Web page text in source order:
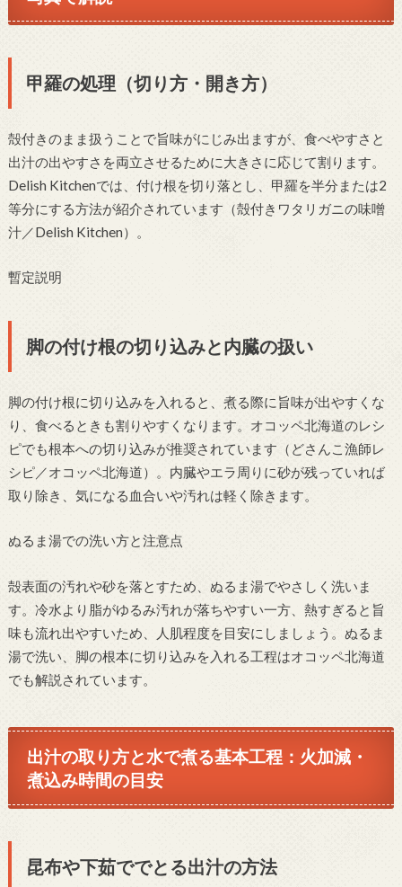
甲羅の処理（切り方・開き方）
殻付きのまま扱うことで旨味がにじみ出ますが、食べやすさと
出汁の出やすさを両立させるために大きさに応じて割ります。
Delish Kitchenでは、付け根を切り落とし、甲羅を半分または2
等分にする方法が紹介されています（殻付きワタリガニの味噌
汁／Delish Kitchen）。
暫定説明
脚の付け根の切り込みと内臓の扱い
脚の付け根に切り込みを入れると、煮る際に旨味が出やすくな
り、食べるときも割りやすくなります。オコッペ北海道のレシ
ピでも根本への切り込みが推奨されています（どさんこ漁師レ
シピ／オコッペ北海道）。内臓やエラ周りに砂が残っていれば
取り除き、気になる血合いや汚れは軽く除きます。
ぬるま湯での洗い方と注意点
殻表面の汚れや砂を落とすため、ぬるま湯でやさしく洗いま
す。冷水より脂がゆるみ汚れが落ちやすい一方、熱すぎると旨
味も流れ出やすいため、人肌程度を目安にしましょう。ぬるま
湯で洗い、脚の根本に切り込みを入れる工程はオコッペ北海道
でも解説されています。
出汁の取り方と水で煮る基本工程：火加減・
煮込み時間の目安
昆布や下茹ででとる出汁の方法